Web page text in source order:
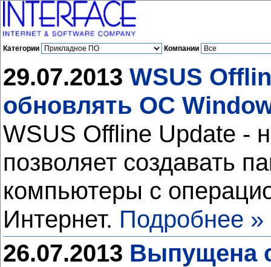
Категории Компании
29.07.2013 WSUS
обновлять ОС
WSUS Offline Update -
позволяет создавать
компьютеры с
Интернет. Подробнее »
26.07.2013 Выпущена